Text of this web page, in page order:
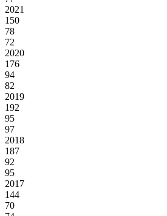
2021
150
78
72
2020
176
94
82
2019
192
95
97
2018
187
92
95
2017
144
70